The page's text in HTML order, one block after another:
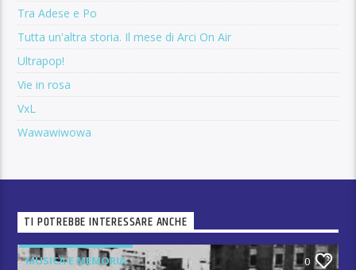
Tra Adese e Po
Tutta un'altra storia. Il mese di Arci On Air
Ultrapop!
Vie in rosa
VxL
Wawawiwowa
TI POTREBBE INTERESSARE ANCHE
MUSICA E MEMORIA 0